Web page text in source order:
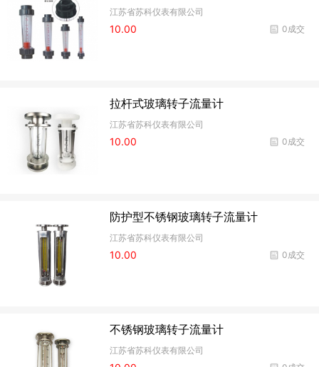
江苏省苏科仪表有限公司
0成交
10.00
拉杆式玻璃转子流量计
江苏省苏科仪表有限公司
0成交
10.00
防护型不锈钢玻璃转子流量计
江苏省苏科仪表有限公司
0成交
10.00
不锈钢玻璃转子流量计
江苏省苏科仪表有限公司